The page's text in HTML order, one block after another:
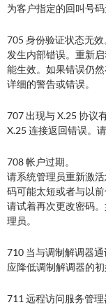
为客户指定的回叫号码
705 身份验证状态无效
发生内部错误。重新
能生效。如果错误仍
详细的警告或错误。
707 出现与 X.25 协议
X.25 连接返回错误。
708 帐户过期。
请系统管理员重新激
码可能太短或者与以前
请试着再次更改密码
理员。
710 当与调制解调器通
应降低调制解调器的
711 远程访问服务管